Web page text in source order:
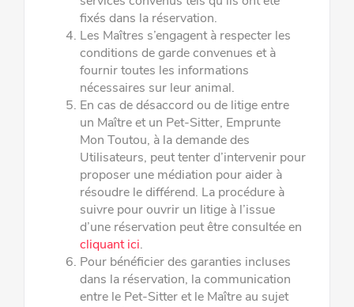
fixés dans la réservation.
Les Maîtres s’engagent à respecter les
conditions de garde convenues et à
fournir toutes les informations
nécessaires sur leur animal.
En cas de désaccord ou de litige entre
un Maître et un Pet-Sitter, Emprunte
Mon Toutou, à la demande des
Utilisateurs, peuttenter d’intervenir pour
proposer une médiation pour aider à
résoudre le différend. La procédure à
suivre pour ouvrir un litige à l’issue
d’une réservation peut être consultée en
cliquant ici.
Pour bénéficier des garanties incluses
dans la réservation, la communication
entre le Pet-Sitter et le Maître au sujet